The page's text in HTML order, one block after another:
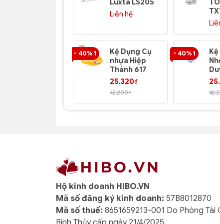
Luxta LS205
Liên hệ
- 40% 1
Kệ Dụng Cụ
nhựa Hiệp
Thành 617
25.320₫
42.200₫
- 40% 1
Hộ kinh doanh HIBO.VN
Mã số đăng ký kinh doanh: 57B8012870
Mã số thuế: 8651659213-001 Do Phòng Tài